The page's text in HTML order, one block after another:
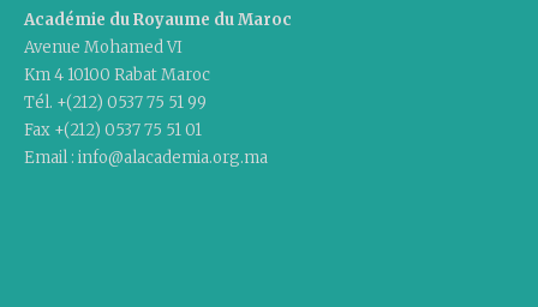
Académie du Royaume du Maroc
Avenue Mohamed VI
Km 4 10100 Rabat Maroc
Tél. +(212) 0537 75 51 99
Fax +(212) 0537 75 51 01
Email : info@alacademia.org.ma